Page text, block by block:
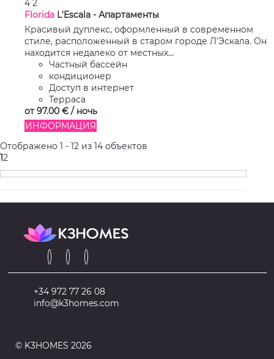
4 2
Florida L'Escala - Апартаменты
Красивый дуплекс, оформленный в современном
стиле, расположенный в старом городе Л'Эскала. Он
находится недалеко от местных...
Частный бассейн
кондиционер
Доступ в интернет
Терраса
от 97.00 € / ночь
ИНФОРМАЦИЯ
Отображено 1 - 12 из 14 объектов
12
+34 972 77 26 08
info@k3homes.com
© K3HOMES 2026